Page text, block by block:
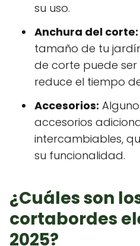
su uso.
Anchura del corte:
tamaño de tu
de corte puede
reduce el tiempo
Accesorios:
accesorios
intercambiables,
su funcionalidad.
¿Cuáles son
cortabordes
2025?